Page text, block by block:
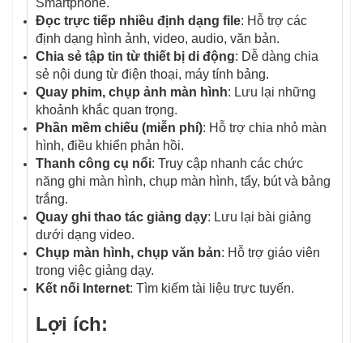
Đọc trực tiếp nhiều định dạng file: Hỗ trợ các
định dạng hình ảnh, video, audio, văn bản.
Chia sẻ tập tin từ thiết bị di động: Dễ dàng chia
sẻ nội dung từ điện thoại, máy tính bảng.
Quay phim, chụp ảnh màn hình: Lưu lại những
khoảnh khắc quan trọng.
Phần mềm chiếu (miễn phí): Hỗ trợ chia nhỏ màn
hình, điều khiển phản hồi.
Thanh công cụ nổi: Truy cập nhanh các chức
năng ghi màn hình, chụp màn hình, tẩy, bút và bảng
trắng.
Quay ghi thao tác giảng dạy: Lưu lại bài giảng
dưới dạng video.
Chụp màn hình, chụp văn bản: Hỗ trợ giáo viên
trong việc giảng dạy.
Kết nối Internet: Tìm kiếm tài liệu trực tuyến.
Lợi ích: